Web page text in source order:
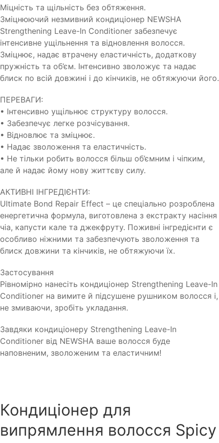
Міцність та щільність без обтяження.
Зміцнюючий незмивний кондиціонер NEWSHA
Strengthening Leave-In Conditioner забезпечує
інтенсивне ущільнення та відновлення волосся.
Зміцнює, надає втрачену еластичність, додаткову
пружність та об’єм. Інтенсивно зволожує та надає
блиск по всій довжині і до кінчиків, не обтяжуючи його.
ПЕРЕВАГИ:
• Інтенсивно ущільнює структуру волосся.
• Забезпечує легке розчісування.
• Відновлює та зміцнює.
• Надає зволоження та еластичність.
• Не тільки робить волосся більш об’ємним і чіпким,
але й надає йому нову життєву силу.
АКТИВНІ ІНГРЕДІЄНТИ:
Ultimate Bond Repair Effect – це спеціально розроблена
енергетична формула, виготовлена з екстракту насіння
чіа, капусти кале та джекфруту. Поживні інгредієнти є
особливо ніжними та забезпечують зволоження та
блиск довжини та кінчиків, не обтяжуючи їх.
Застосування
Рівномірно нанесіть кондиціонер Strengthening Leave-In
Conditioner на вимите й підсушене рушником волосся і,
не змиваючи, зробіть укладання.
Завдяки кондиціонеру Strengthening Leave-In
Conditioner від NEWSHA ваше волосся буде
наповненим, зволоженим та еластичним!
Кондиціонер для
випрямлення волосся Spicy